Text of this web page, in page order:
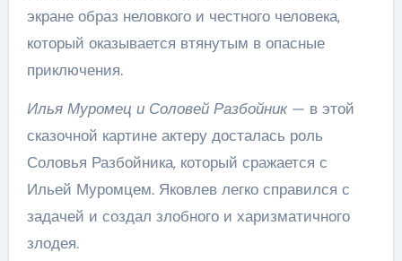
экране образ неловкого и честного человека,
который оказывается втянутым в опасные
приключения.
Илья Муромец и Соловей Разбойник— в этой
сказочной картине актеру досталась роль
Соловья Разбойника, который сражается с
Ильей Муромцем. Яковлев легко справился с
задачей и создал злобного и харизматичного
злодея.